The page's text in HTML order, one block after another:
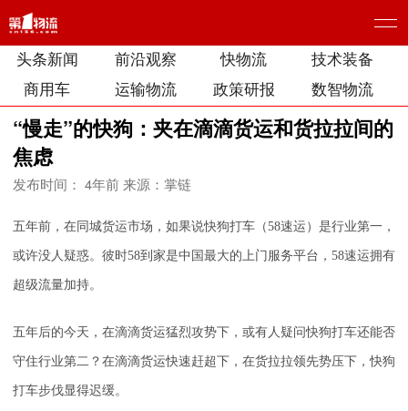
头条新闻 前沿观察 快物流
技术装备
商用车
运输物流 政策研报 数智物流
“慢走”的快狗：夹在滴滴货运和货拉拉间的
焦虑
发布时间： 4年前来源：掌链
五年前，在同城货运市场，如果说快狗打车（58速运）是行业第一，
或许没人疑惑。彼时58到家是中国最大的上门服务平台，58速运拥有
超级流量加持。
五年后的今天，在滴滴货运猛烈攻势下，或有人疑问快狗打车还能否
守住行业第二？在滴滴货运快速赶超下，在货拉拉领先势压下，快狗
打车步伐显得迟缓。